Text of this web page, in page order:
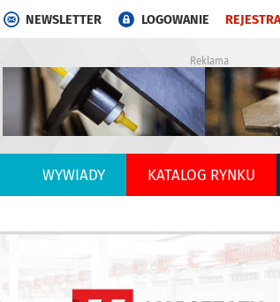
NEWSLETTER LOGOWANIE
Reklama
WYWIADY KATALOG RYNKU